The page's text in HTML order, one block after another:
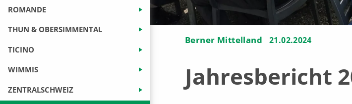
Berner Mittelland 21.02.2024
Jahresbericht
ROMANDE
THUN & OBERSIMMENTAL
TICINO
WIMMIS
ZENTRALSCHWEIZ